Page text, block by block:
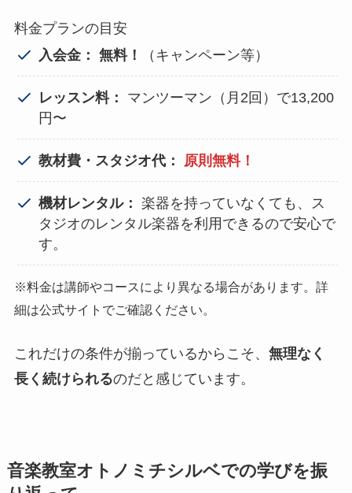
料金プランの目安
入会金：
無料！ （キャンペーン等）
レッスン料：
マンツーマン（月2回）で13,200
円〜
教材費・スタジオ代： 原則無料！
機材レンタル： 楽器を持っていなくても、ス
タジオのレンタル楽器を利用できるので安心で
す。
※料金は講師やコースにより異なる場合があります。詳
細は公式サイトでご確認ください。
これだけの条件が揃っているからこそ、 無理なく
長く続けられるのだと感じています。
音楽教室オトノミチシルベでの学びを振